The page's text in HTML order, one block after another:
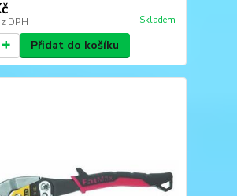
DPH Skladem
Přidat do košíku